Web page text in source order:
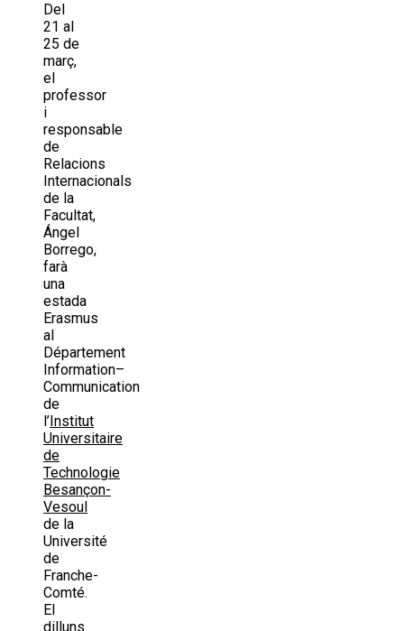
Del
21 al
25 de
març,
el
professor
i
responsable
de
Relacions
Internacionals
de la
Facultat,
Ángel
Borrego,
farà
una
estada
Erasmus
al
Département
Information–
Communication
de
l’ Institut
Universitaire
de
Technologie
Besançon-
Vesoul
de la
Université
de
Franche-
Comté.
El
dilluns